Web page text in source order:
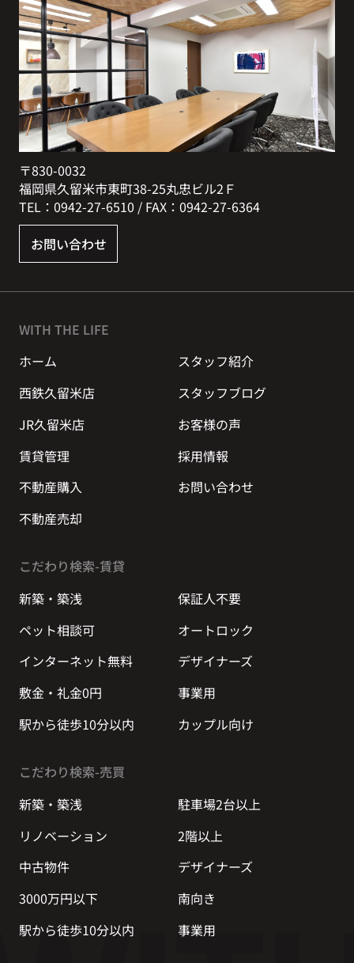
〒830-0032
福岡県久留米市東町38-25丸忠ビル2Ｆ
TEL：0942-27-6510 / FAX：0942-27-6364
お問い合わせ
WITH THE LIFE
ホーム
スタッフ紹介
西鉄久留米店
スタッフブログ
JR久留米店
お客様の声
賃貸管理
採用情報
不動産購入
お問い合わせ
不動産売却
こだわり検索-賃貸
新築・築浅
保証人不要
ペット相談可
オートロック
インターネット無料
デザイナーズ
敷金・礼金0円
事業用
駅から徒歩10分以内
カップル向け
こだわり検索-売買
新築・築浅
駐車場2台以上
リノベーション
2階以上
中古物件
デザイナーズ
3000万円以下
南向き
駅から徒歩10分以内
事業用